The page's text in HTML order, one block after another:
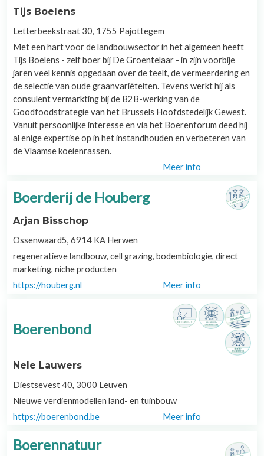
Tijs Boelens
Letterbeekstraat 30, 1755 Pajottegem
Met een hart voor de landbouwsector in het algemeen heeft
Tijs Boelens - zelf boer bij De Groentelaar - in zijn voorbije
jaren veel kennis opgedaan over de teelt, de vermeerdering en
de selectie van oude graanvariëteiten. Tevens werkt hij als
consulent vermarkting bij de B2B-werking van de
Goodfoodstrategie van het Brussels Hoofdstedelijk Gewest.
Vanuit persoonlijke interesse en via het Boerenforum deed hij
al enige expertise op in het instandhouden en verbeteren van
de Vlaamse koeienrassen.
Meer info
Boerderij de Houberg
Arjan Bisschop
Ossenwaard5, 6914 KA Herwen
regeneratieve landbouw, cell grazing, bodembiologie, direct
marketing, niche producten
https://houberg.nl
Meer info
Boerenbond
Nele Lauwers
Diestsevest 40, 3000 Leuven
Nieuwe verdienmodellen land- en tuinbouw
https://boerenbond.be
Meer info
Boerennatuur